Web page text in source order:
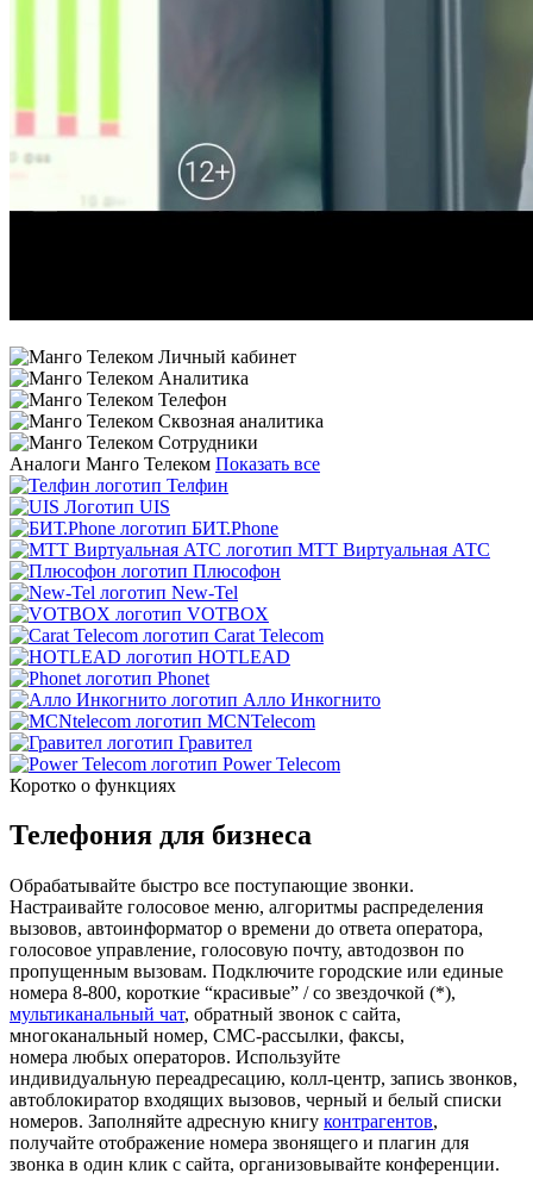
Аналоги Манго Телеком Показать все
Телфин
UIS
БИТ.Phone
МТТ Виртуальная АТС
Плюсофон
New-Tel
VOTBOX
Carat Telecom
HOTLEAD
Phonet
Алло Инкогнито
MCNTelecom
Гравител
Power Telecom
Коротко о функциях
Телефония для бизнеса
Обрабатывайте быстро все поступающие звонки.
Настраивайте голосовое меню, алгоритмы распределения
вызовов, автоинформатор о времени до ответа оператора,
голосовое управление, голосовую почту, автодозвон по
пропущенным вызовам. Подключите городские или единые
номера 8-800, короткие “красивые” / со звездочкой (*),
мультиканальный чат, обратный звонок с сайта,
многоканальный номер, СМС-рассылки, факсы,
номера любых операторов. Используйте
индивидуальную переадресацию, колл-центр, запись звонков,
автоблокиратор входящих вызовов, черный и белый списки
номеров. Заполняйте адресную книгу контрагентов,
получайте отображение номера звонящего и плагин для
звонка в один клик с сайта, организовывайте конференции.